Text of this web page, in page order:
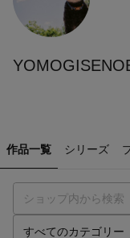
作品一覧 シリーズ